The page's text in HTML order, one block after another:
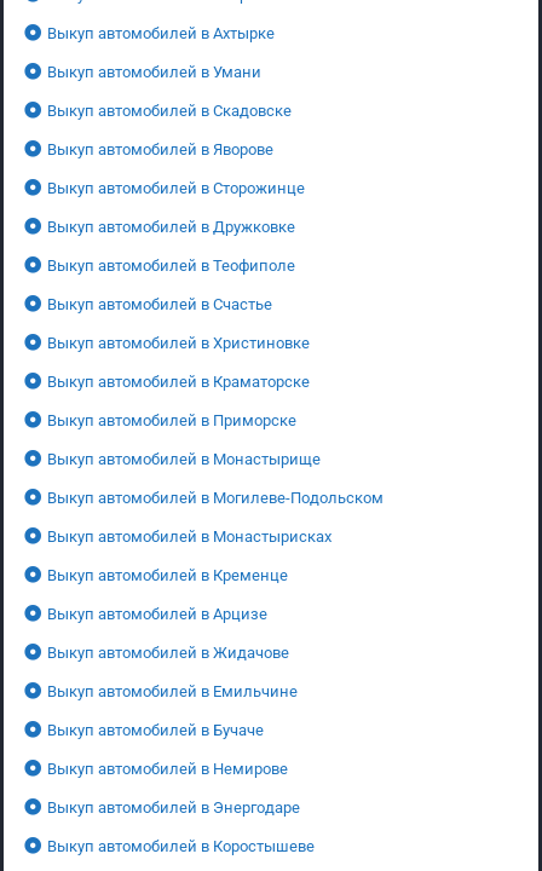
Выкуп автомобилей в Ахтырке
Выкуп автомобилей в Умани
Выкуп автомобилей в Скадовске
Выкуп автомобилей в Яворове
Выкуп автомобилей в Сторожинце
Выкуп автомобилей в Дружковке
Выкуп автомобилей в Теофиполе
Выкуп автомобилей в Счастье
Выкуп автомобилей в Христиновке
Выкуп автомобилей в Краматорске
Выкуп автомобилей в Приморске
Выкуп автомобилей в Монастырище
Выкуп автомобилей в Могилеве-Подольском
Выкуп автомобилей в Монастырисках
Выкуп автомобилей в Кременце
Выкуп автомобилей в Арцизе
Выкуп автомобилей в Жидачове
Выкуп автомобилей в Емильчине
Выкуп автомобилей в Бучаче
Выкуп автомобилей в Немирове
Выкуп автомобилей в Энергодаре
Выкуп автомобилей в Коростышеве